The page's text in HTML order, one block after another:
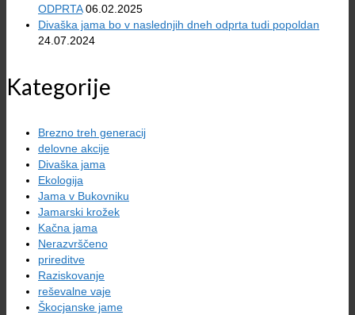
ODPRTA 06.02.2025
Divaška jama bo v naslednjih dneh odprta tudi popoldan
24.07.2024
Kategorije
Brezno treh generacij
delovne akcije
Divaška jama
Ekologija
Jama v Bukovniku
Jamarski krožek
Kačna jama
Nerazvrščeno
prireditve
Raziskovanje
reševalne vaje
Škocjanske jame